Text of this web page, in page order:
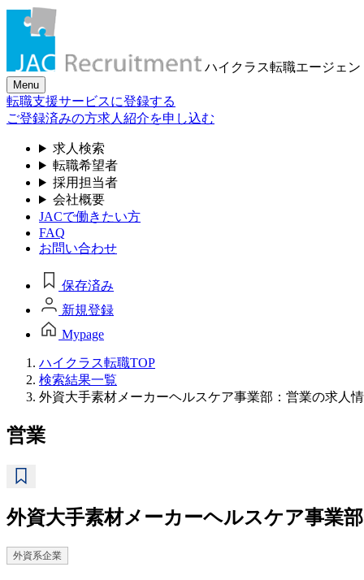
ハイクラス転職エージェン
Menu
転職支援サービスに登録する
ご登録済みの方求人紹介を申し込む
求人検索
転職希望者
採用担当者
会社概要
JACで働きたい方
FAQ
お問い合わせ
保存済み
新規登録
Mypage
ハイクラス転職TOP
検索結果一覧
外資大手素材メーカーヘルスケア事業部：営業の求人
営業
外資大手素材メーカーヘルスケア事業部
外資系企業